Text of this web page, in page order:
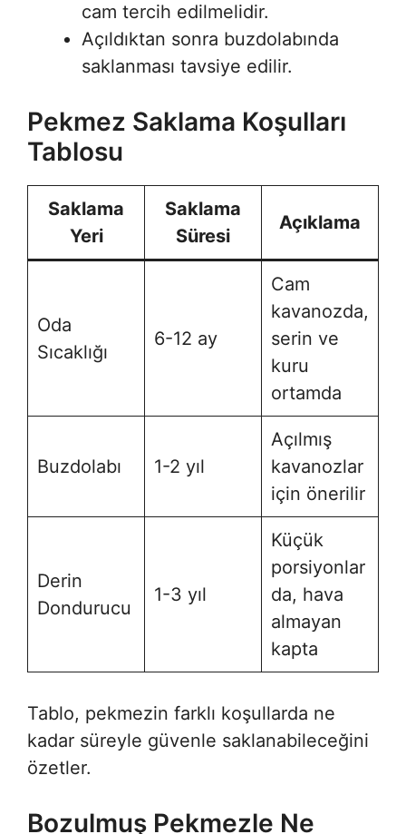
cam tercih edilmelidir.
Açıldıktan sonra buzdolabında
saklanması tavsiye edilir.
Pekmez Saklama Koşulları
Tablosu
Saklama
Yeri
Saklama
Süresi
Açıklama
Oda
Sıcaklığı
6-12 ay
Cam
kavanozda,
serin ve
kuru
ortamda
Buzdolabı 1-2 yıl
Açılmış
kavanozlar
için önerilir
Derin
Dondurucu
1-3 yıl
Küçük
porsiyonlar
da, hava
almayan
kapta
Tablo, pekmezin farklı koşullarda ne
kadar süreyle güvenle saklanabileceğini
özetler.
Bozulmuş Pekmezle Ne